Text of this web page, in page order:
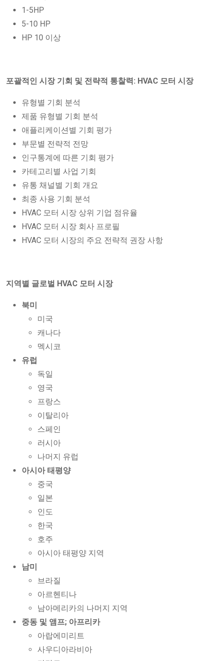
1-5HP
5-10 HP
HP 10 이상
포괄적인 시장 기회 및 전략적 통찰력: HVAC 모터 시장
유형별 기회 분석
제품 유형별 기회 분석
애플리케이션별 기회 평가
부문별 전략적 전망
인구통계에 따른 기회 평가
카테고리별 사업 기회
유통 채널별 기회 개요
최종 사용 기회 분석
HVAC 모터 시장 상위 기업 점유율
HVAC 모터 시장 회사 프로필
HVAC 모터 시장의 주요 전략적 권장 사항
지역별 글로벌 HVAC 모터 시장
북미
미국
캐나다
멕시코
유럽
독일
영국
프랑스
이탈리아
스페인
러시아
나머지 유럽
아시아 태평양
중국
일본
인도
한국
호주
아시아 태평양 지역
남미
브라질
아르헨티나
남아메리카의 나머지 지역
중동 및 앰프; 아프리카
아랍에미리트
사우디아라비아